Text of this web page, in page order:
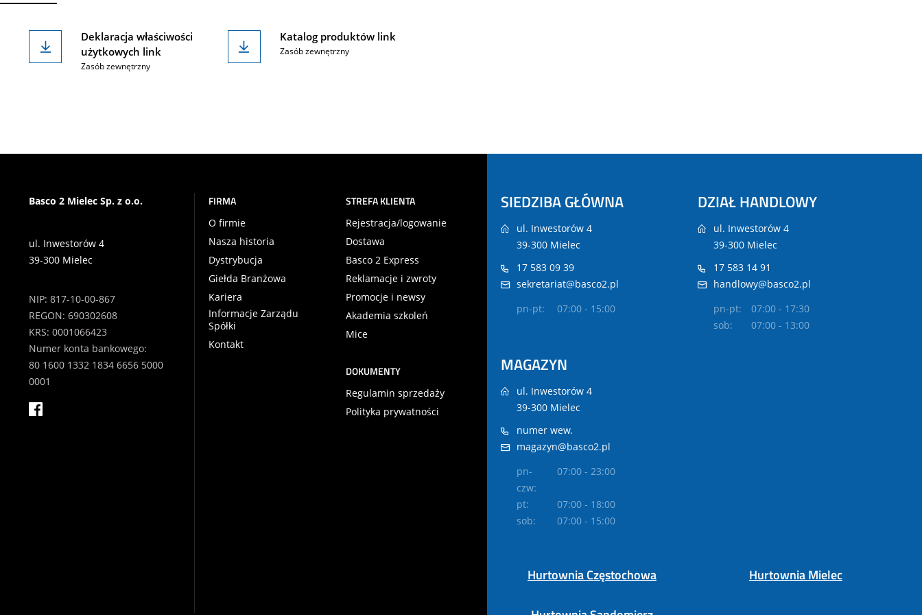
Deklaracja właściwości
użytkowych link
Zasób zewnętrzny
Katalog produktów link
Zasób zewnętrzny
Basco 2 Mielec Sp. z o.o.
ul. Inwestorów 4
39-300 Mielec
NIP: 817-10-00-867
REGON: 690302608
KRS: 0001066423
Numer konta bankowego:
80 1600 1332 1834 6656 5000
0001
FIRMA
O firmie
Nasza historia
Dystrybucja
Giełda Branżowa
Kariera
Informacje Zarządu
Spółki
Kontakt
STREFA KLIENTA
Rejestracja/logowanie
Dostawa
Basco 2 Express
Reklamacje i zwroty
Promocje i newsy
Akademia szkoleń
Mice
DOKUMENTY
Regulamin sprzedaży
Polityka prywatności
SIEDZIBA GŁÓWNA
ul. Inwestorów 4
39-300 Mielec
17 583 09 39
sekretariat@basco2.pl
pn-pt:
07:00 - 15:00
DZIAŁ HANDLOWY
ul. Inwestorów 4
39-300 Mielec
17 583 14 91
handlowy@basco2.pl
pn-pt:
07:00 - 17:30
sob:
07:00 - 13:00
MAGAZYN
ul. Inwestorów 4
39-300 Mielec
numer wew.
magazyn@basco2.pl
pn-
czw:
07:00 - 23:00
pt:
07:00 - 18:00
sob:
07:00 - 15:00
Hurtownia Częstochowa Hurtownia Mielec